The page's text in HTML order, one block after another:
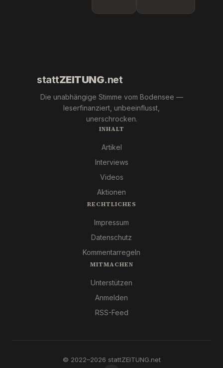
stattZEITUNG.net
Die unabhängige Stimme vom Bodensee —
leserfinanziert, unbeeinflusst,
unerschrocken.
INHALT
Artikel
Interviews
Videos
Aktionen
RECHTLICHES
Impressum
Datenschutz
Kommentarregeln
MITMACHEN
Unterstützen
Anmelden
RSS-Feed
© 2022–2026 stattZEITUNG.net